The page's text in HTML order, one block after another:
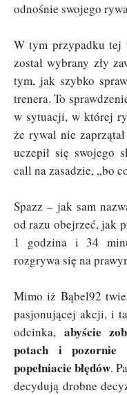
odnośnie swojego
W tym przypadku tej
został wybrany zły
tym, jak szybko
trenera. To
w sytuacji, w której
że rywal nie
uczepił się swojego
call na zasadzie, „bo
Spazz – jak sam
od razu obejrzeć, jak
1 godzina i 34
rozgrywa się na
Mimo iż Bąbel92
pasjonującej akcji, i
odcinka, abyście
potach i pozornie
popełniacie błędów.
decydują drobne